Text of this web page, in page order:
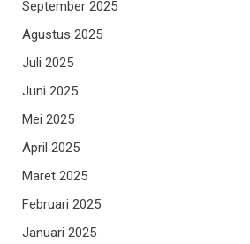
September 2025
Agustus 2025
Juli 2025
Juni 2025
Mei 2025
April 2025
Maret 2025
Februari 2025
Januari 2025